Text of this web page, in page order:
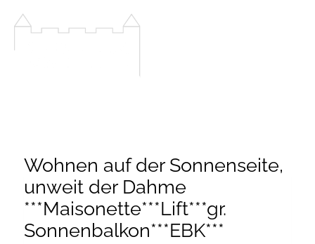
Inhalt
Wohnen auf der Sonnenseite,
unweit der Dahme
***Maisonette***Lift***gr.
Sonnenbalkon***EBK***